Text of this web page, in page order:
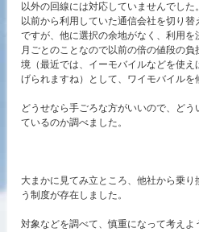
以外の回線には対応していませんでした。
以前から利用していた通信会社を切り
ですが、他に選択の余地がなく、利用を
月ごとのことなので以前の倍の値段の
境（最近では、イーモバイルなどを使
げられますね）として、ワイモバイルを
どうせなら手ごろな方がいいので、ど
ているのか調べました。
大まかに見てみ立ところ、他社から乗
う制度が存在しました。
対象などを調べて、慎重になって考え